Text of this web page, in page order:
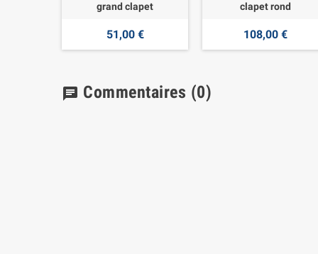
grand clapet
51,00 €
clapet rond
108,00 €
chat Commentaires (0)